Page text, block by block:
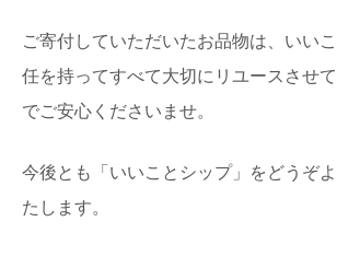
ご寄付していただいたお品物は、いい
任を持ってすべて大切にリユースさせ
でご安心くださいませ。
今後とも「いいことシップ」をどうぞ
たします。